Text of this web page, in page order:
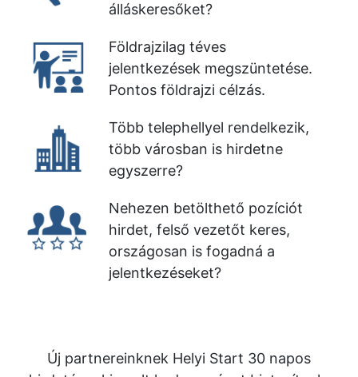
álláskeresőket?
Földrajzilag téves
jelentkezések megszüntetése.
Pontos földrajzi célzás.
Több telephellyel rendelkezik,
több városban is hirdetne
egyszerre?
Nehezen betölthető pozíciót
hirdet, felső vezetőt keres,
országosan is fogadná a
jelentkezéseket?
Új partnereinknek Helyi Start 30 napos